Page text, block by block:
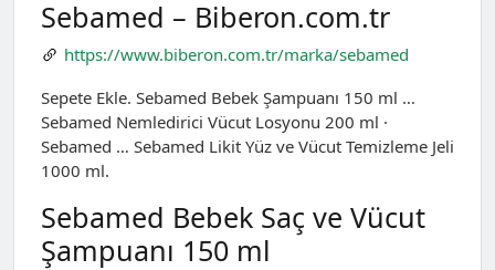
Sebamed – Biberon.com.tr
https://www.biberon.com.tr/marka/sebamed
Sepete Ekle. Sebamed Bebek Şampuanı 150 ml …
Sebamed Nemledirici Vücut Losyonu 200 ml ·
Sebamed … Sebamed Likit Yüz ve Vücut Temizleme Jeli
1000 ml.
Sebamed Bebek Saç ve Vücut
Şampuanı 150 ml